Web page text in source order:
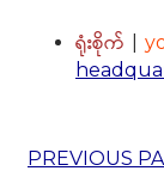
ရုံးစိုက်
PREVIOUS